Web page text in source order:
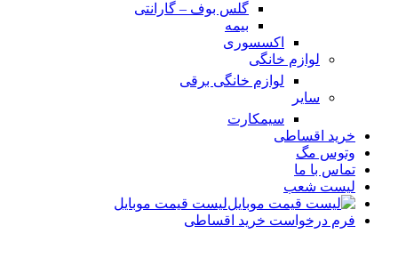
گلس بوف – گارانتی
بیمه
اکسسوری
لوازم خانگی
لوازم خانگی برقی
سایر
سیمکارت
خرید اقساطی
وتوس مگ
تماس با ما
لیست شعب
لیست قیمت موبایل
فرم درخواست خرید اقساطی